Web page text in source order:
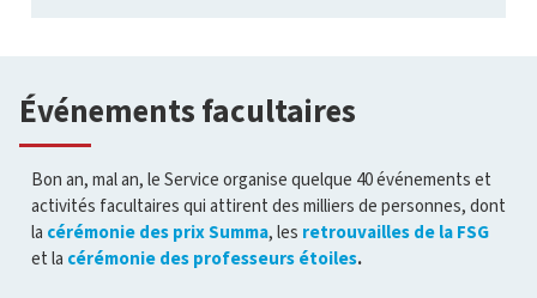
Événements facultaires
Bon an, mal an, le Service organise quelque 40 événements et
activités facultaires qui attirent des milliers de personnes, dont
la cérémonie des prix Summa, les retrouvailles de la FSG
et la cérémonie des professeurs étoiles.